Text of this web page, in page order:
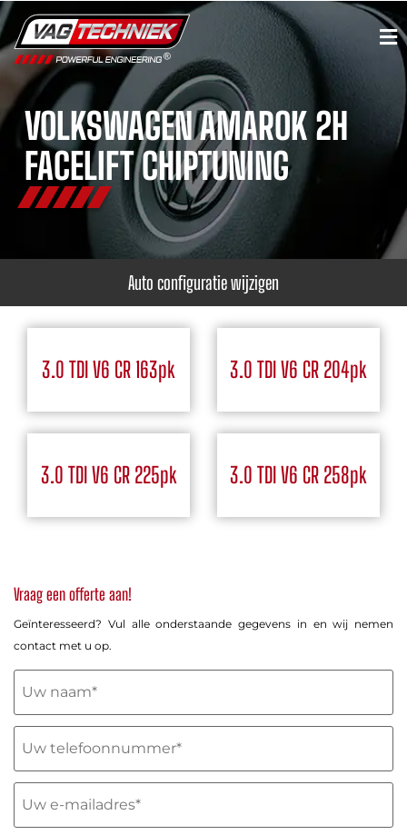
VOLKSWAGEN AMAROK 2H
FACELIFT CHIPTUNING
Auto configuratie wijzigen
3.0 TDI V6 CR 163pk 3.0 TDI V6 CR 204pk
3.0 TDI V6 CR 225pk 3.0 TDI V6 CR 258pk
Vraag een offerte aan!
Geïnteresseerd? Vul alle onderstaande gegevens in en wij nemen
contact met u op.
Uw
naam
Telefoon
(Vereist)
E-
mailadres